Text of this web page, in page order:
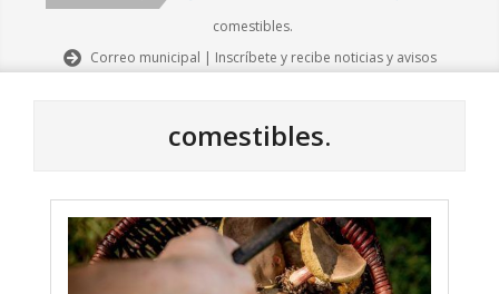
comestibles.
Correo municipal | Inscríbete y recibe noticias y avisos
comestibles.